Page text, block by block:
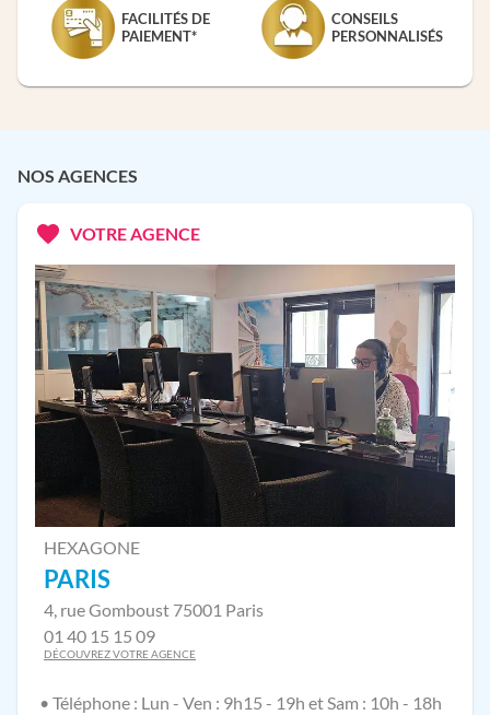
FACILITÉS DE
PAIEMENT*
CONSEILS
PERSONNALISÉS
NOS AGENCES
VOTRE AGENCE
HEXAGONE
PARIS
4, rue Gomboust 75001 Paris
01 40 15 15 09
DÉCOUVREZ VOTRE AGENCE
• Téléphone : Lun - Ven : 9h15 - 19h et Sam : 10h - 18h